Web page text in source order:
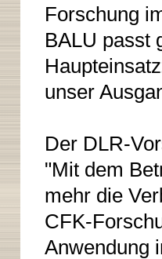
Forschung
BALU passt
unser
Der DLR-
"Mit dem
mehr die
CFK-
Anwendung